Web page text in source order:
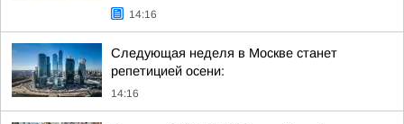
14:16
Следующая неделя в Москве станет
репетицией осени:
14:16